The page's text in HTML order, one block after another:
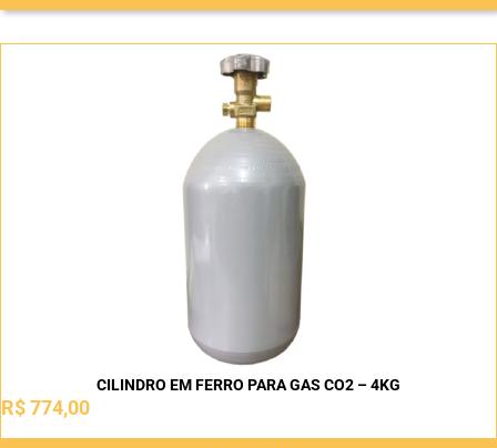
CILINDRO EM FERRO PARA GAS CO2 – 4KG
R$774,00